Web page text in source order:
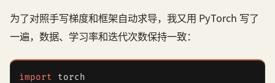
为了对照手写梯度和框架自动求导，我又用 PyTorch 写了
一遍，数据、学习率和迭代次数保持一致：
import